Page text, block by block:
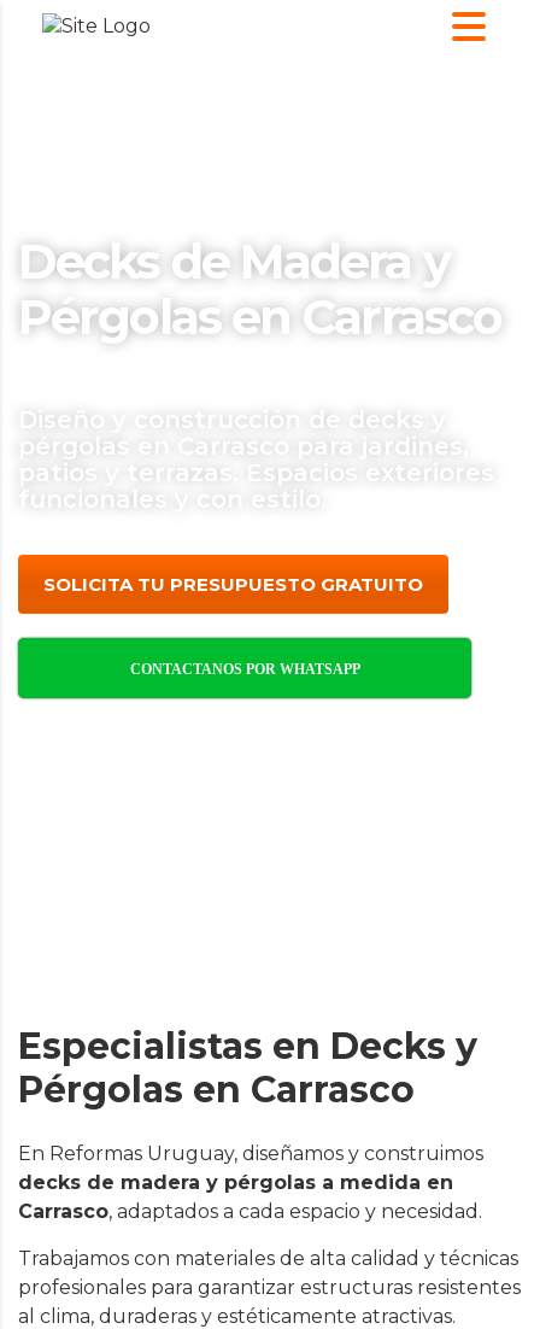
Decks de Madera y
Pérgolas en Carrasco
Diseño y construcción de decks y
pérgolas en Carrasco para jardines,
patios y terrazas. Espacios exteriores
funcionales y con estilo.
SOLICITA TU PRESUPUESTO GRATUITO
CONTACTANOS POR WHATSAPP
Especialistas en Decks y
Pérgolas en Carrasco
En Reformas Uruguay, diseñamos y construimos
decks de madera y pérgolas a medida en
Carrasco, adaptados a cada espacio y necesidad.
Trabajamos con materiales de alta calidad y técnicas
profesionales para garantizar estructuras resistentes
al clima, duraderas y estéticamente atractivas.